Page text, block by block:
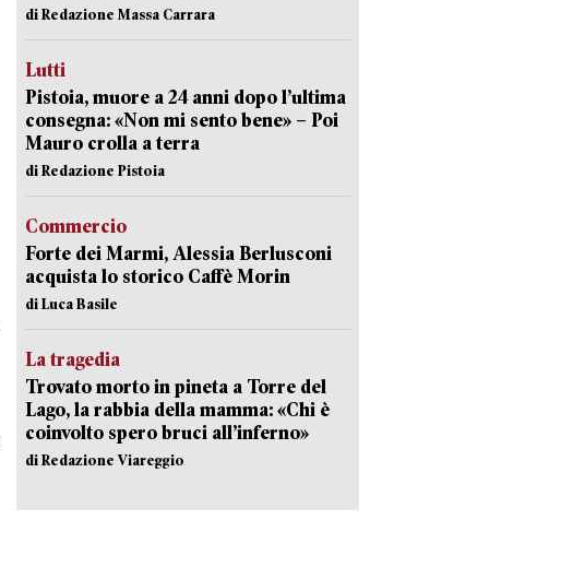
di Redazione Massa Carrara
Lutti
Pistoia, muore a 24 anni dopo l’ultima
consegna: «Non mi sento bene» – Poi
Mauro crolla a terra
di Redazione Pistoia
Commercio
Forte dei Marmi, Alessia Berlusconi
acquista lo storico Caffè Morin
di Luca Basile
La tragedia
Trovato morto in pineta a Torre del
Lago, la rabbia della mamma: «Chi è
coinvolto spero bruci all’inferno»
di Redazione Viareggio